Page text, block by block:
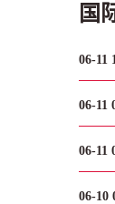
国
06-11
06-11
06-11
06-10